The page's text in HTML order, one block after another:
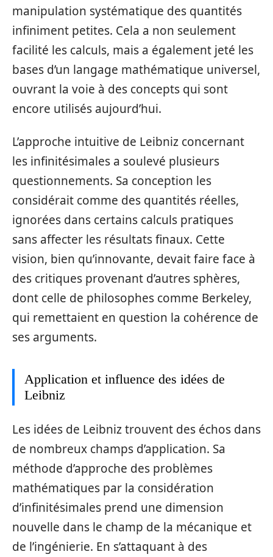
manipulation systématique des quantités
infiniment petites. Cela a non seulement
facilité les calculs, mais a également jeté les
bases d’un langage mathématique universel,
ouvrant la voie à des concepts qui sont
encore utilisés aujourd’hui.
L’approche intuitive de Leibniz concernant
les infinitésimales a soulevé plusieurs
questionnements. Sa conception les
considérait comme des quantités réelles,
ignorées dans certains calculs pratiques
sans affecter les résultats finaux. Cette
vision, bien qu’innovante, devait faire face à
des critiques provenant d’autres sphères,
dont celle de philosophes comme Berkeley,
qui remettaient en question la cohérence de
ses arguments.
Application et influence des idées de
Leibniz
Les idées de Leibniz trouvent des échos dans
de nombreux champs d’application. Sa
méthode d’approche des problèmes
mathématiques par la considération
d’infinitésimales prend une dimension
nouvelle dans le champ de la mécanique et
de l’ingénierie. En s’attaquant à des